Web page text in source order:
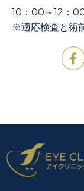
10：00～12：
※適応検査と術